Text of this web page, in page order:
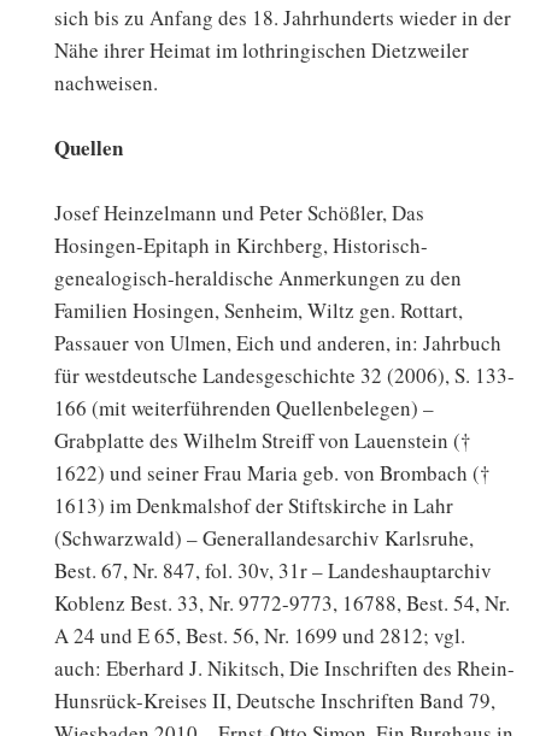
sich bis zu Anfang des 18. Jahrhunderts wieder in der
Nähe ihrer Heimat im lothringischen Dietzweiler
nachweisen.
Quellen
Josef Heinzelmann und Peter Schößler, Das
Hosingen-Epitaph in Kirchberg, Historisch-
genealogisch-heraldische Anmerkungen zu den
Familien Hosingen, Senheim, Wiltz gen. Rottart,
Passauer von Ulmen, Eich und anderen, in: Jahrbuch
für westdeutsche Landesgeschichte 32 (2006), S. 133-
166 (mit weiterführenden Quellenbelegen) –
Grabplatte des Wilhelm Streiff von Lauenstein (†
1622) und seiner Frau Maria geb. von Brombach (†
1613) im Denkmalshof der Stiftskirche in Lahr
(Schwarzwald) – Generallandesarchiv Karlsruhe,
Best. 67, Nr. 847, fol. 30v, 31r – Landeshauptarchiv
Koblenz Best. 33, Nr. 9772-9773, 16788, Best. 54, Nr.
A 24 und E 65, Best. 56, Nr. 1699 und 2812; vgl.
auch: Eberhard J. Nikitsch, Die Inschriften des Rhein-
Hunsrück-Kreises II, Deutsche Inschriften Band 79,